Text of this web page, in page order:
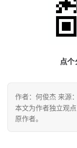
实
战
点
作者：何俊杰 来源
本文为作者独立观
原作者。